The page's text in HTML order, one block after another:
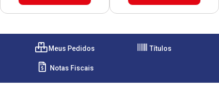
Meus Pedidos Títulos
Notas Fiscais